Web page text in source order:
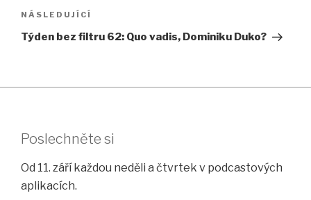
Následující
příspěvek
NÁSLEDUJÍCÍ
Týden bez filtru 62: Quo vadis, Dominiku Duko?
Poslechněte si
Od 11. září každou neděli a čtvrtek v podcastových
aplikacích.